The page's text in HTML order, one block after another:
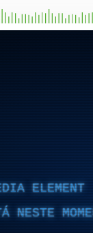
ELEMENT
NESTE